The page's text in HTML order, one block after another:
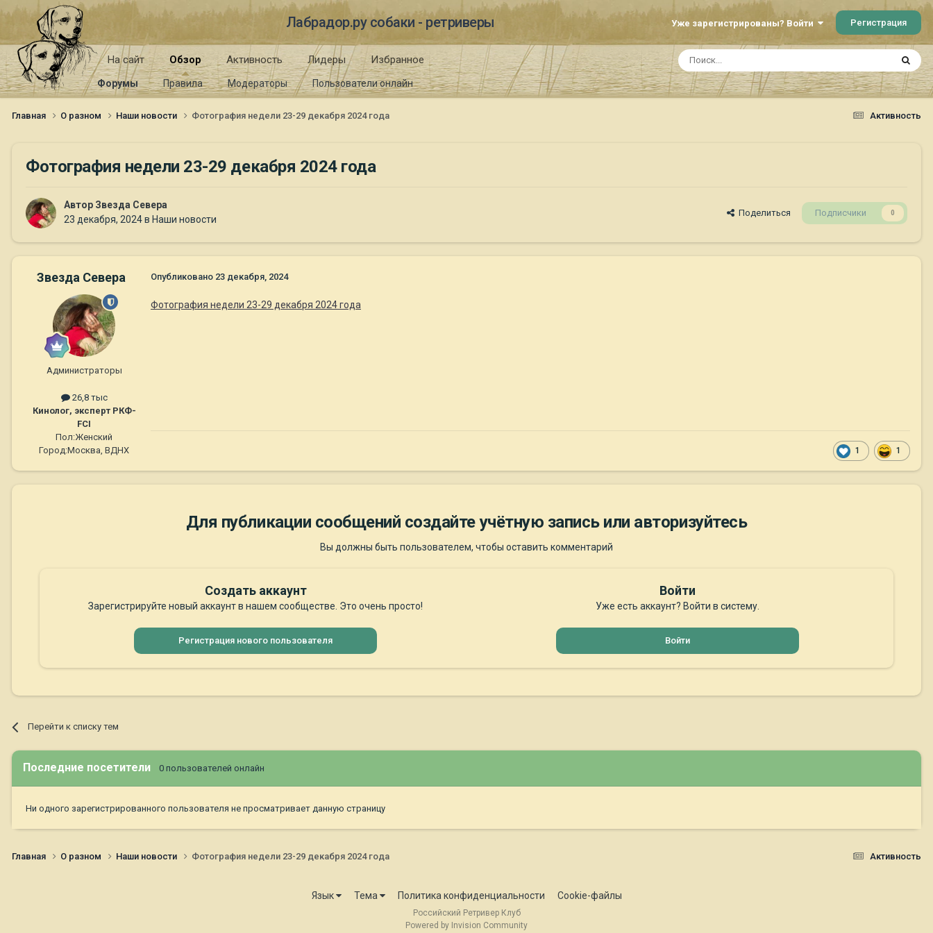
Лабрадор.ру собаки - ретриверы Уже зарегистрированы? Войти Регистрация
На сайт Обзор
Форумы Правила Модераторы Пользователи онлайн
Активность Лидеры Избранное
Активность
Главная О разном Наши новости Фотография недели 23-29 декабря 2024 года
Фотография недели 23-29 декабря 2024 года
Автор Звезда Севера
23 декабря, 2024в Наши новости
Поделиться Подписчики 0
Звезда Севера
Администраторы
26,8 тыс
Кинолог, эксперт РКФ-
FCI
Пол:Женский
Город:Москва, ВДНХ
Опубликовано 23 декабря, 2024
Фотография недели 23-29 декабря 2024 года
1 1
Для публикации сообщений создайте учётную запись или авторизуйтесь
Вы должны быть пользователем, чтобы оставить комментарий
Создать аккаунт
Зарегистрируйте новый аккаунт в нашем сообществе. Это очень просто!
Регистрация нового пользователя
Войти
Уже есть аккаунт? Войти в систему.
Войти
Перейти к списку тем
Последние посетители 0 пользователей онлайн
Ни одного зарегистрированного пользователя не просматривает данную страницу
Активность
Главная О разном Наши новости Фотография недели 23-29 декабря 2024 года
Язык Тема Политика конфиденциальности Cookie-файлы
Российский Ретривер Клуб
Powered by Invision Community